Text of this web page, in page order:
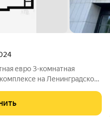
евро 3-комнатная
на Ленинградское
14 этаже 17-этажного